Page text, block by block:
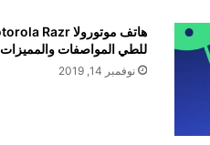
للطي المواصفات والمميزات
نوفمبر 14, 2019